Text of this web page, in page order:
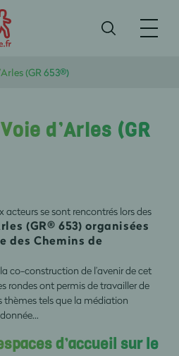
(GR 653®)
d’Arles (GR
acteurs se sont rencontrés lors des
(GR® 653) organisées
des Chemins de
co-construction de l’avenir de cet
rondes ont permis de travailler de
thèmes tels que la médiation
d’accueil sur le